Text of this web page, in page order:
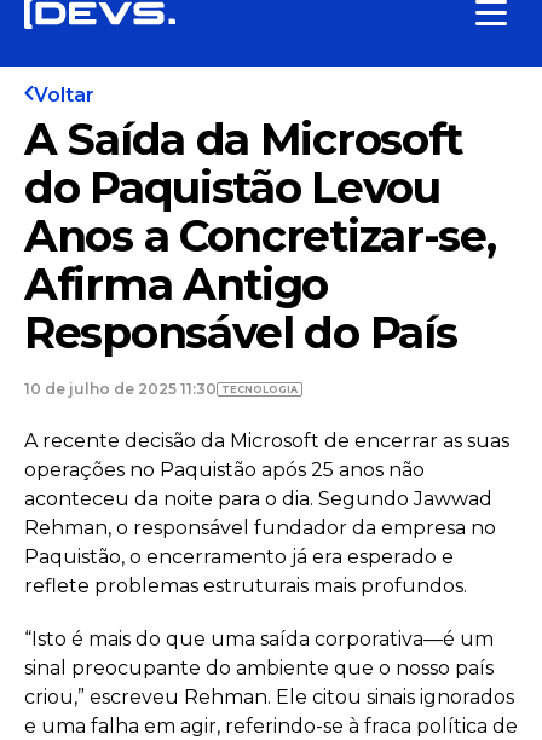
Voltar
A Saída da Microsoft
do Paquistão Levou
Anos a Concretizar-se,
Afirma Antigo
Responsável do País
10 de julho de 2025 11:30 TECNOLOGIA
A recente decisão da Microsoft de encerrar as suas
operações no Paquistão após 25 anos não
aconteceu da noite para o dia. Segundo Jawwad
Rehman, o responsável fundador da empresa no
Paquistão, o encerramento já era esperado e
reflete problemas estruturais mais profundos.
“Isto é mais do que uma saída corporativa—é um
sinal preocupante do ambiente que o nosso país
criou,” escreveu Rehman. Ele citou sinais ignorados
e uma falha em agir, referindo-se à fraca política de